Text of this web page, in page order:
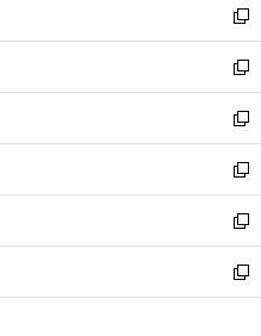
く
で
開
く
ド
ウ
で
開
く
ィ
ン
ド
ウ
で
開
く
い
ウ
ィ
ン
ド
ウ
で
開
く
新
し
い
ウ
ィ
ン
ド
ウ
で
開
く
新
し
い
ウ
ィ
ン
ド
ウ
で
開
新
し
い
ウ
ィ
ン
ド
ウ
新
し
い
ウ
ィ
ン
新
し
い
ウ
新
し